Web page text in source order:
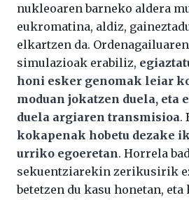
nukleoaren barneko aldera
eukromatina, aldiz,
elkartzen da.
simulazioak erabiliz,
honi esker genomak leiar
moduan jokatzen duela, eta
duela argiaren transmisioa.
kokapenak hobetu dezake
urriko egoeretan. Horrela
sekuentziarekin zerikusirik
betetzen du kasu honetan,